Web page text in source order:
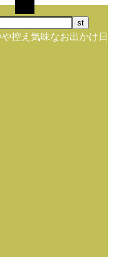
控え気味なお出かけ日